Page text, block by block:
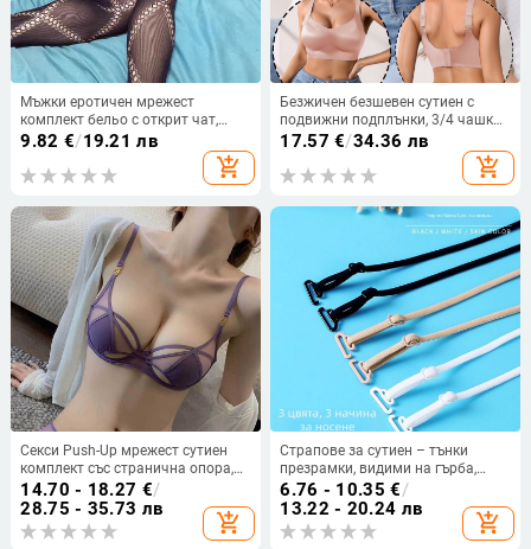
Мъжки еротичен мрежест
комплект бельо с открит чат,
двусекционен комплект
9.82 €/19.21 лв
add_shopping_cart
Безжичен безшевен сутиен с
подвижни подплънки, 3/4 чашка,
сменяеми двойни презрамки и
четириредово закопчаване отзад
17.57 €/34.36 лв
add_shopping_cart
Секси Push-Up мрежест сутиен
комплект със странична опора,
комфортно бельо за голям
размер, чашки 3/4, тънки
формовани чашки
14.70 - 18.27 €/
28.75 - 35.73 лв
add_shopping_cart
Страпове за сутиен – тънки
презрамки, видими на гърба,
малка кука, за потник/рокля,
замяна на презрамки (Материал:
Друг; Марка: Друг; Код на
продукта: Tlzn%j # Fgfgu+u+j #
6.76 - 10.35 €/
13.22 - 20.24 лв
add_shopping_cart